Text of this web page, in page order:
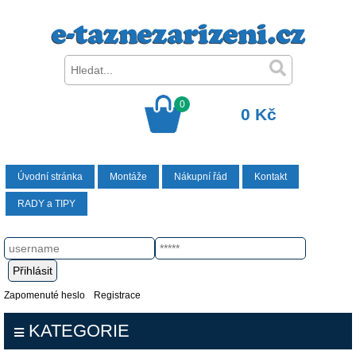
0
0 Kč
Úvodní stránka Montáže Nákupní řád Kontakt
RADY a TIPY
Zapomenuté heslo Registrace
KATEGORIE